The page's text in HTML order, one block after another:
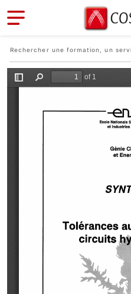
Aller au contenu principal